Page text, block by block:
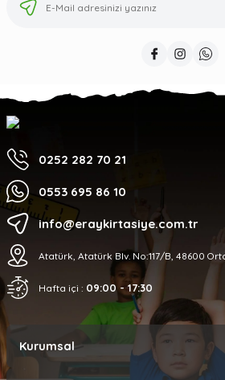
0252 282 70 21
0553 695 86 10
info@eraykirtasiye.com.tr
Atatürk, Atatürk Blv. No:117/B, 48600
Hafta içi : 09:00 - 17:30
Kurumsal